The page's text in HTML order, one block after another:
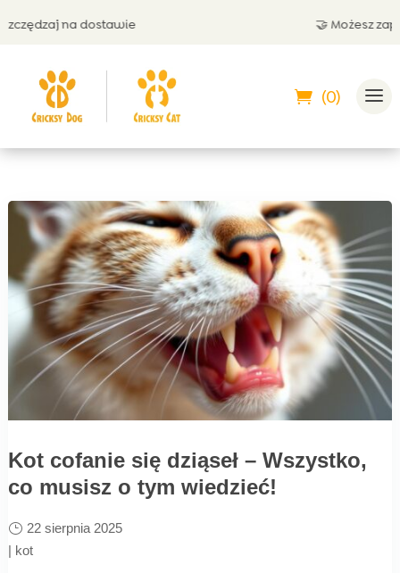
na dostawie 🤝 Możesz
(0)
Kot cofanie się dziąseł – Wszystko,
co musisz o tym wiedzieć!
22 sierpnia 2025
| kot